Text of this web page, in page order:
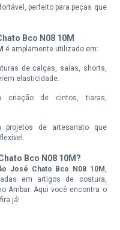
perfeito para peças que
Bco N08 10M
é amplamente utilizado em:
de calças, saias, shorts,
elasticidade.
criação de cintos, tiaras,
projetos de artesanato que
Bco N08 10M?
José Chato Bco N08 10M
em artigos de costura,
Ambar. Aqui você encontra o
já!